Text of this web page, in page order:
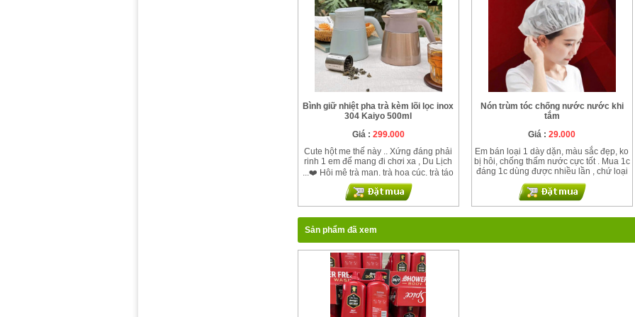
mỗi thố có vạch chia lít rất tiện lợi. ➖ Bộ
3 thố inox siêu đẹp thuộc lô hàng xuất
Châu âu,chất lượng thì miễn chê, cầm
trên tay từng thố mà đẹp mê mẩn luôn
ấy.
Bình giữ nhiệt pha trà kèm lõi lọc inox
304 Kaiyo 500ml
Giá : 299.000
Cute hột me thế này .. Xứng đáng phải
rinh 1 em để mang đi chơi xa , Du Lịch
...❤️ Hội mê trà mạn, trà hoa cúc, trà táo
đỏ - kỳ tử … thì không thể bỏ qua ạ! Em
bình trà giữ nhiệt mới toanh của nhà
Kaiyo phải nói đẹp cưng xỉu. Cái màu
nhìn đã mê, mà size 500ml nó cứ bị cute
lắm ý. Sắm 1 em để ở văn phòng
thưởng thức trà hoa cả ngày nó cứ gọi
pha trà kèm lõi lọc inox 304 Kaiyo 500ml
☕️☕️ ✔️ Chất liệu inox 304 xịn sò ✔️ Kèm
lõi lọc trà inox ✔️ Khả năng giữ nhiệt đến
8 giờ ✔️ Thiết kế cực đẹp Màu sắc: xanh
mint và vàng ngọc trai Giá 399k e sale
Nón trùm tóc chống nước nước khi
tắm
Giá : 29.000
Em bán loại 1 dày dặn, màu sắc đẹp, ko
bị hôi, chống thấm nước cực tốt . Mua 1c
đáng 1c dùng được nhiều lần , chứ loại
rẻ dùng 1,2 lần cái hư liền à ! 🌸🌸Nón
trùm tóc chống nước nước khi tắm, 🌸
Giá #29k/c . Set 2c #49k Có 2 mẫu như
bị gãy tóc khi kẹp... Dùng xong có thể
Sản phẩm đã xem